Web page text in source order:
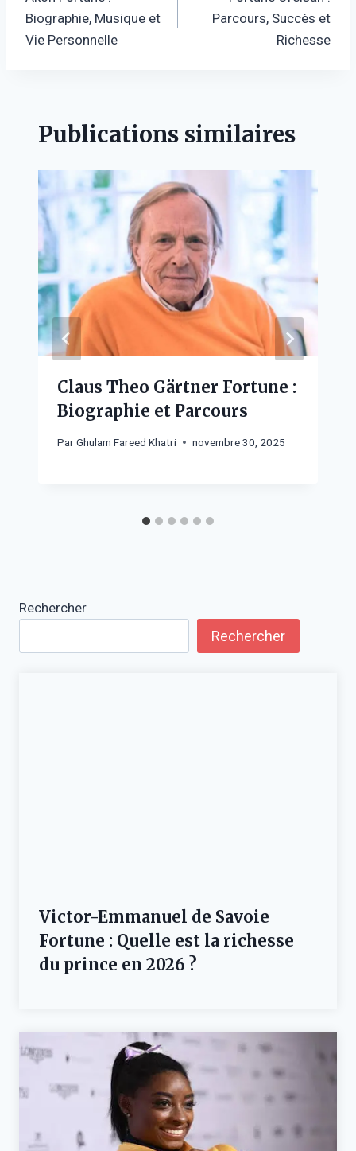
de
l’article
Biographie, Musique et
Vie Personnelle
Parcours, Succès et
Richesse
Publications similaires
Claus Theo Gärtner Fortune :
Biographie et Parcours
ParGhulam Fareed Khatri novembre 30, 2025
Rechercher
Rechercher
Victor-Emmanuel de Savoie
Fortune : Quelle est la richesse
du prince en 2026 ?